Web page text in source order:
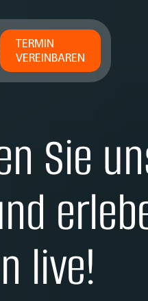
TERMIN
VEREINBAREN
Sie
live!